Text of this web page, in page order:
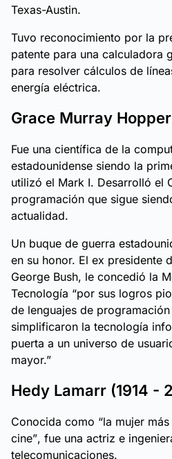
Texas-Austin.
Tuvo reconocimiento por la
patente para una calculadora
para resolver cálculos de
energía eléctrica.
Grace Murray
Fue una científica de la
estadounidense siendo la
utilizó el Mark I. Desarrolló el
programación que sigue
actualidad.
Un buque de guerra
en su honor. El ex presidente
George Bush, le concedió la
Tecnología “por sus logros
de lenguajes de
simplificaron la tecnología
puerta a un universo de
mayor.”
Hedy Lamarr (1914 -
Conocida como “la mujer
cine”, fue una actriz e
telecomunicaciones.